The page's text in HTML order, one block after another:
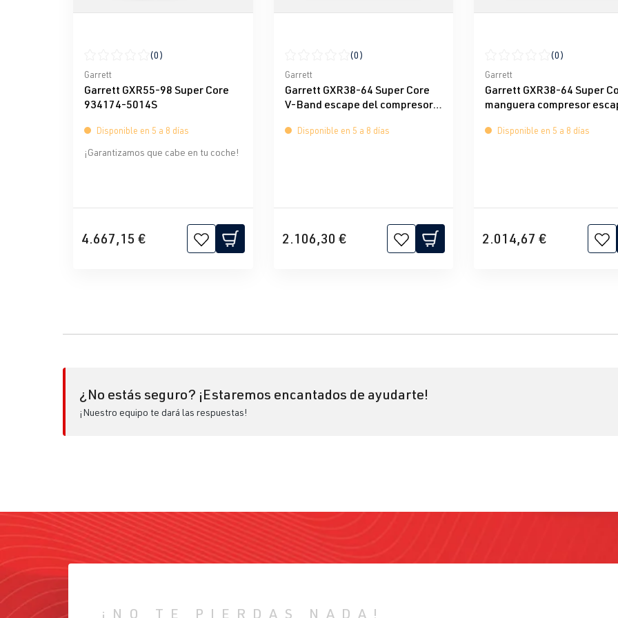
Calificación promedio de 0 de 5 estrellas
(0)
Garrett
Garrett GXR55-98 Super Core
934174-5014S
Disponible en 5 a 8 días
¡Garantizamos que cabe en tu coche!
4.667,15 €
Calificación promedio de 0 de 5 estrellas
(0)
Garrett
Garrett GXR38-64 Super Core
V-Band escape del compresor
Disponible en 5 a 8 días
2.106,30 €
Calificación promedio de 0
(0)
Garrett
Garrett GXR38-64 Super
manguera compresor
Disponible en 5 a 8 días
2.014,67 €
¿No estás seguro? ¡Estaremos encantados de ayudarte!
¡Nuestro equipo te dará las respuestas!
¡NO TE PIERDAS NADA!